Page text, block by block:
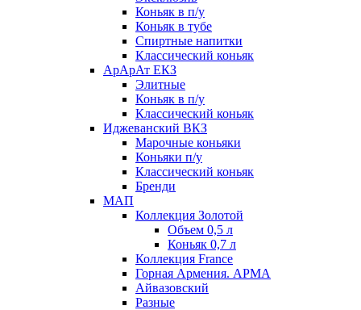
Коньяк в п/у
Коньяк в тубе
Спиртные напитки
Классический коньяк
АрАрАт ЕКЗ
Элитные
Коньяк в п/у
Классический коньяк
Иджеванский ВКЗ
Марочные коньяки
Коньяки п/у
Классический коньяк
Бренди
МАП
Коллекция Золотой
Объем 0,5 л
Коньяк 0,7 л
Коллекция France
Горная Армения. АРМА
Айвазовский
Разные